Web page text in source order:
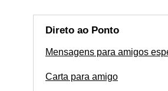
dessa amizade
compartilhe com
Direto ao Ponto
Mensagens para amigos
Carta para amigo